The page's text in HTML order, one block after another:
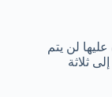
لن يتم
ثلاثة